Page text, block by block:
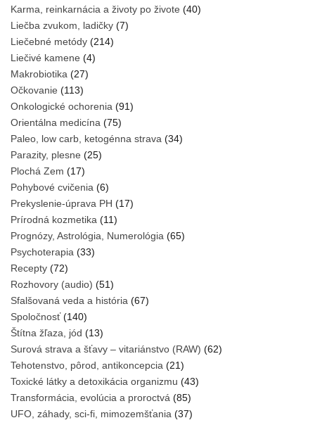
Karma, reinkarnácia a životy po živote (40)
Liečba zvukom, ladičky (7)
Liečebné metódy (214)
Liečivé kamene (4)
Makrobiotika (27)
Očkovanie (113)
Onkologické ochorenia (91)
Orientálna medicína (75)
Paleo, low carb, ketogénna strava (34)
Parazity, plesne (25)
Plochá Zem (17)
Pohybové cvičenia (6)
Prekyslenie-úprava PH (17)
Prírodná kozmetika (11)
Prognózy, Astrológia, Numerológia (65)
Psychoterapia (33)
Recepty (72)
Rozhovory (audio) (51)
Sfalšovaná veda a história (67)
Spoločnosť(140)
Štítna žľaza, jód (13)
Surová strava a šťavy – vitariánstvo (RAW) (62)
Tehotenstvo, pôrod, antikoncepcia (21)
Toxické látky a detoxikácia organizmu (43)
Transformácia, evolúcia a proroctvá (85)
UFO, záhady, sci-fi, mimozemšťania (37)